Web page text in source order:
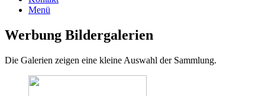
Menü
Werbung Bildergalerien
Die Galerien zeigen eine kleine Auswahl der Sammlung.